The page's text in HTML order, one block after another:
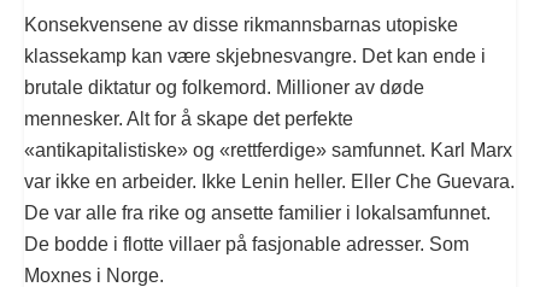
Konsekvensene av disse rikmannsbarnas utopiske
klassekamp kan være skjebnesvangre. Det kan ende i
brutale diktatur og folkemord. Millioner av døde
mennesker. Alt for å skape det perfekte
«antikapitalistiske» og «rettferdige» samfunnet. Karl Marx
var ikke en arbeider. Ikke Lenin heller. Eller Che Guevara.
De var alle fra rike og ansette familier i lokalsamfunnet.
De bodde i flotte villaer på fasjonable adresser. Som
Moxnes i Norge.